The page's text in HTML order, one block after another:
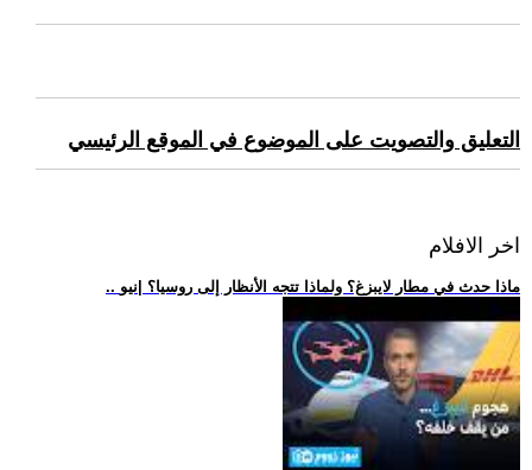
التعليق والتصويت على الموضوع في الموقع الرئيسي
اخر الافلام
.. ماذا حدث في مطار لايبزغ؟ ولماذا تتجه الأنظار إلى روسيا؟ |نيو